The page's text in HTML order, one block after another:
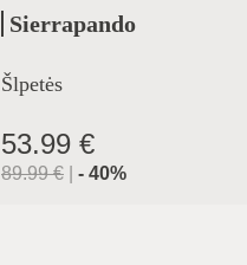
Sierrapando
Šlpetės
53.99 €
89.99€ - 40%